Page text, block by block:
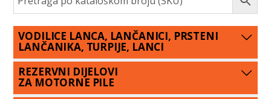
VODILICE LANCA, LANČANICI, PRSTENI
LANČANIKA, TURPIJE, LANCI
REZERVNI DIJELOVI
ZA MOTORNE PILE